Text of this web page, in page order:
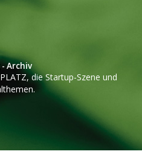
Archiv
die Startup-Szene und